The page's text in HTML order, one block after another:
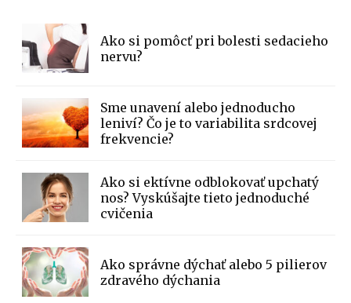
Ako si pomôcť pri bolesti sedacieho
nervu?
Sme unavení alebo jednoducho
leniví? Čo je to variabilita srdcovej
frekvencie?
Ako si ektívne odblokovať upchatý
nos? Vyskúšajte tieto jednoduché
cvičenia
Ako správne dýchať alebo 5 pilierov
zdravého dýchania